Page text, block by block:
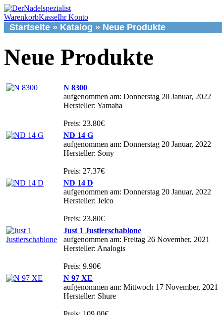
WarenkorbKasseIhr Konto
Startseite » Katalog » Neue Produkte
Neue Produkte
N 8300
aufgenommen am: Donnerstag 20 Januar, 2022
Hersteller: Yamaha
Preis: 23.80€
ND 14 G
aufgenommen am: Donnerstag 20 Januar, 2022
Hersteller: Sony
Preis: 27.37€
ND 14 D
aufgenommen am: Donnerstag 20 Januar, 2022
Hersteller: Jelco
Preis: 23.80€
Just 1 Justierschablone
aufgenommen am: Freitag 26 November, 2021
Hersteller: Analogis
Preis: 9.90€
N 97 XE
aufgenommen am: Mittwoch 17 November, 2021
Hersteller: Shure